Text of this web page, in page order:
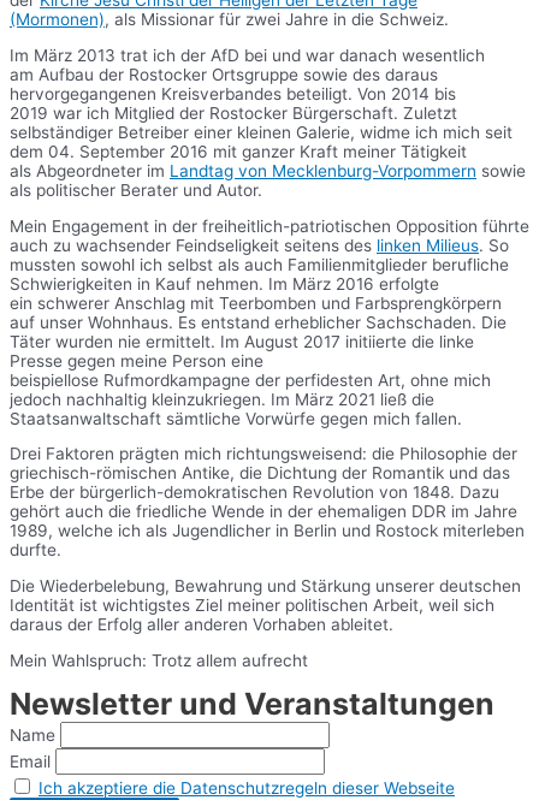
(Mormonen), als Missionar für zwei Jahre in die Schweiz.
Im März 2013 trat ich der AfD bei und war danach wesentlich
am Aufbau der Rostocker Ortsgruppe sowie des daraus
hervorgegangenen Kreisverbandes beteiligt. Von 2014 bis
2019 war ich Mitglied der Rostocker Bürgerschaft. Zuletzt
selbständiger Betreiber einer kleinen Galerie, widme ich mich seit
dem 04. September 2016 mit ganzer Kraft meiner Tätigkeit
als Abgeordneter im Landtag von Mecklenburg-Vorpommern sowie
als politischer Berater und Autor.
Mein Engagement in der freiheitlich-patriotischen Opposition führte
auch zu wachsender Feindseligkeit seitens des linken Milieus. So
mussten sowohl ich selbst als auch Familienmitglieder berufliche
Schwierigkeiten in Kauf nehmen. Im März 2016 erfolgte
ein schwerer Anschlag mit Teerbomben und Farbsprengkörpern
auf unser Wohnhaus. Es entstand erheblicher Sachschaden. Die
Täter wurden nie ermittelt. Im August 2017 initiierte die linke
Presse gegen meine Person eine
beispiellose Rufmordkampagne der perfidesten Art, ohne mich
jedoch nachhaltig kleinzukriegen. Im März 2021 ließ die
Staatsanwaltschaft sämtliche Vorwürfe gegen mich fallen.
Drei Faktoren prägten mich richtungsweisend: die Philosophie der
griechisch-römischen Antike, die Dichtung der Romantik und das
Erbe der bürgerlich-demokratischen Revolution von 1848. Dazu
gehört auch die friedliche Wende in der ehemaligen DDR im Jahre
1989, welche ich als Jugendlicher in Berlin und Rostock miterleben
durfte.
Die Wiederbelebung, Bewahrung und Stärkung unserer deutschen
Identität ist wichtigstes Ziel meiner politischen Arbeit, weil sich
daraus der Erfolg aller anderen Vorhaben ableitet.
Mein Wahlspruch: Trotz allem aufrecht
Newsletter und Veranstaltungen
Name
Email
Ich akzeptiere die Datenschutzregeln dieser Webseite